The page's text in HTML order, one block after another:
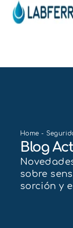
Home -
Blog
sobre
sorción y